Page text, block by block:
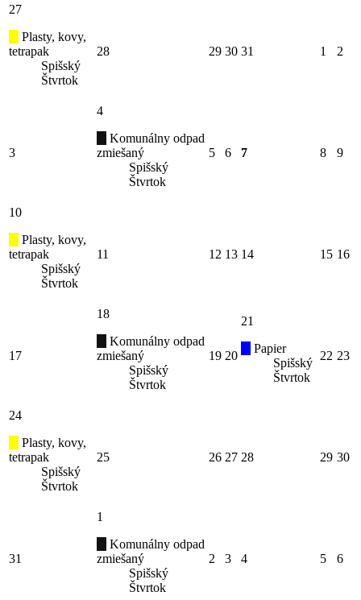
27
Plasty, kovy,
tetrapak
Spišský
Štvrtok
28 29 30 31 1 2
3
4
Komunálny odpad
zmiešaný
Spišský
Štvrtok
5 6 7 8 9
10
Plasty, kovy,
tetrapak
Spišský
Štvrtok
11 12 13 14 15 16
17
18
Komunálny odpad
zmiešaný
Spišský
Štvrtok
19 20
21
Papier
Spišský
Štvrtok
22 23
24
Plasty, kovy,
tetrapak
Spišský
Štvrtok
25 26 27 28 29 30
31
1
Komunálny odpad
zmiešaný
Spišský
Štvrtok
2 3 4 5 6